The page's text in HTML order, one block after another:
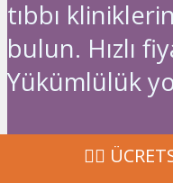
tıbbı
bulun. Hızlı
Yükümlülük
İLK 10 TALEP
‍👩‍⚕